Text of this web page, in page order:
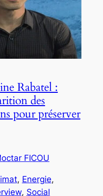
Rabatel :
des
pour préserver
FICOU
, Energie
, Social